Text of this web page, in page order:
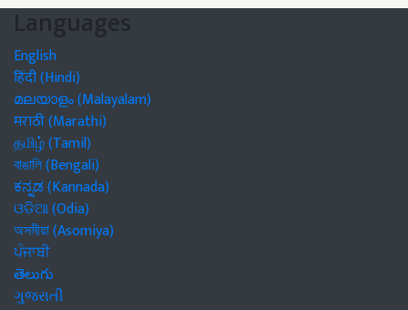
Languages
English
हिंदी (Hindi)
മലയാളം (Malayalam)
मराठी (Marathi)
தமிழ் (Tamil)
বাঙালি (Bengali)
ಕನ್ನಡ (Kannada)
ଓଡିଆ (Odia)
অসমীয়া (Asomiya)
ਪੰਜਾਬੀ
తెలుగు
ગુજરાતી